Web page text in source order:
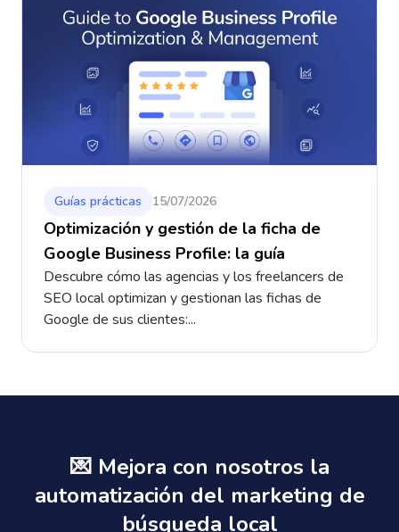
Guías prácticas 15/07/2026
Optimización y gestión de la ficha de
Google Business Profile: la guía
Descubre cómo las agencias y los freelancers de
SEO local optimizan y gestionan las fichas de
Google de sus clientes:...
💌 Mejora con nosotros la
automatización del marketing de
búsqueda local